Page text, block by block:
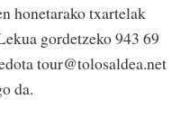
honetarako txartelak
gordetzeko 943 69
tour@tolosaldea.net
da.